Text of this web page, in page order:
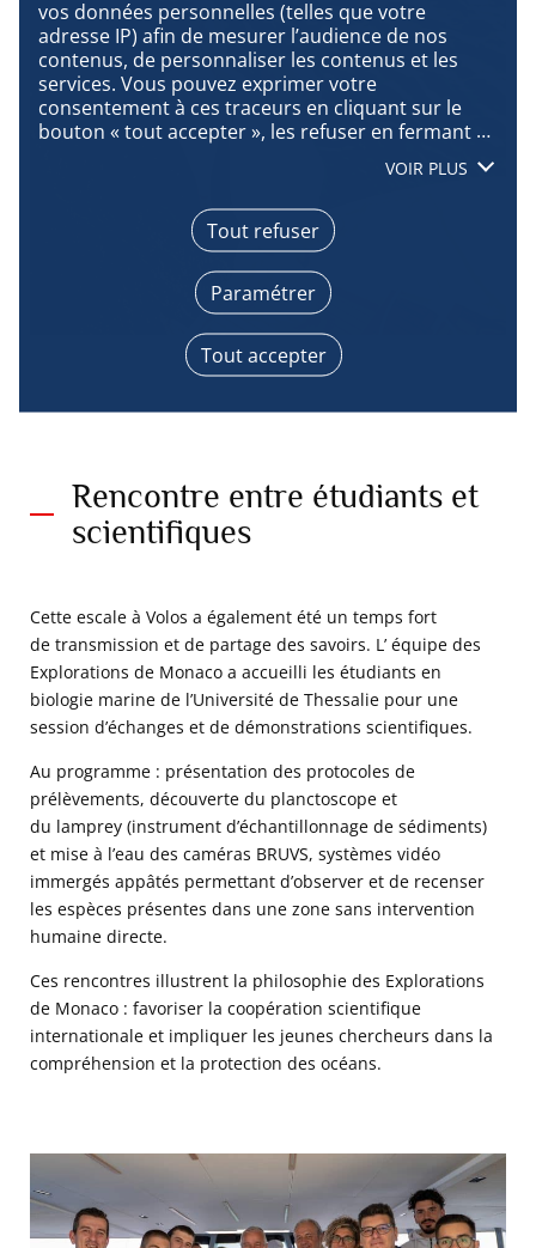
vos données personnelles (telles que votre
adresse IP) afin de mesurer l’audience de nos
contenus, de personnaliser les contenus et les
services. Vous pouvez exprimer votre
consentement à ces traceurs en cliquant sur le
bouton « tout accepter », les refuser en fermant
accepter », ou vous informer sur le détail de
chaque finalité et exprimer votre choix pour
chacune d’entre elles en cliquant sur « paramétrer
». En cliquant sur « tout accepter », vous acceptez
que nous accédions à des informations stockées
sur votre terminal afin d’obtenir des données sur
notre audience, développer et améliorer nos
produits, assurer la sécurité, prévenir la fraude et
déboguer, diffuser techniquement le contenu,
sources de données hors ligne, relier différents
automatiquement, utiliser des données de
géolocalisation précises, analyser activement les
caractéristiques du terminal pour l’identification.
pages de ce site. Vous pouvez aussi consulter
notre politique de confidentialité pour plus
d’informations.
VOIR PLUS
Tout accepter
Tout refuser
Paramétrer
Rencontre entre étudiants et
scientifiques
Cette escale à Volos a également été un temps fort
de transmission et de partage des savoirs. L’ équipe des
Explorations de Monaco a accueilli les étudiants en
biologie marine de l’Université de Thessalie pour une
session d’échanges et de démonstrations scientifiques.
Au programme : présentation des protocoles de
prélèvements, découverte du planctoscope et
du lamprey (instrument d’échantillonnage de sédiments)
et mise à l’eau des caméras BRUVS, systèmes vidéo
immergés appâtés permettant d’observer et de recenser
les espèces présentes dans une zone sans intervention
humaine directe.
Ces rencontres illustrent la philosophie des Explorations
de Monaco : favoriser la coopération scientifique
internationale et impliquer les jeunes chercheurs dans la
compréhension et la protection des océans.